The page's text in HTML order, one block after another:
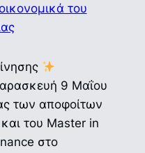
του
9 Μαΐου
των αποφοίτων
του Master in
στο